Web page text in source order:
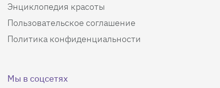
Энциклопедия красоты
Пользовательское соглашение
Политика конфиденциальности
Мы в соцсетях